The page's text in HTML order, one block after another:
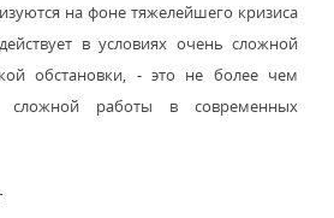
на фоне тяжелейшего кризиса
в условиях очень сложной
обстановки, - это не более чем
сложной работы в современных